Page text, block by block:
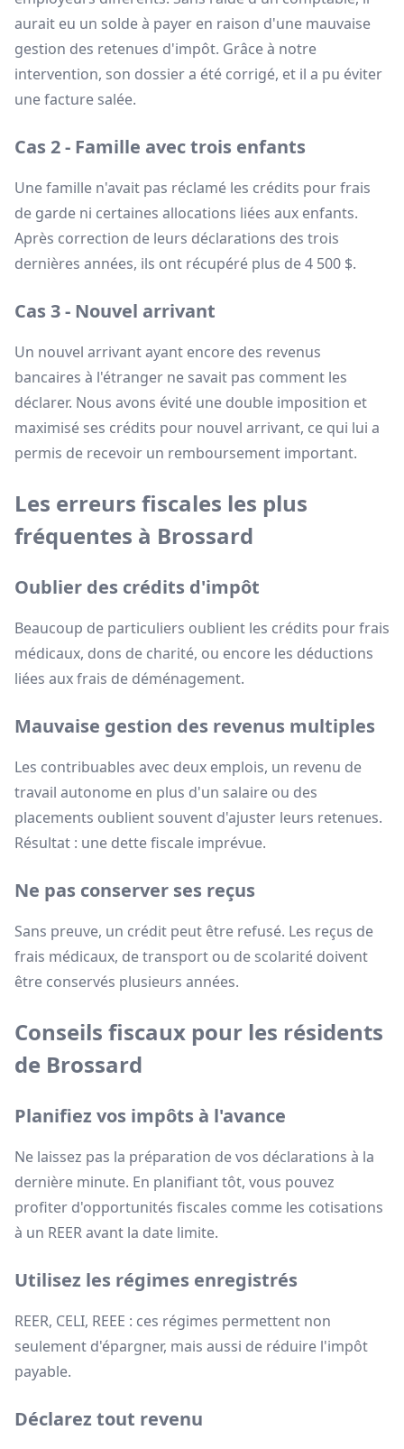
aurait eu un solde à payer en raison d'une mauvaise
gestion des retenues d'impôt. Grâce à notre
intervention, son dossier a été corrigé, et il a pu éviter
une facture salée.
Cas 2 - Famille avec trois enfants
Une famille n'avait pas réclamé les crédits pour frais
de garde ni certaines allocations liées aux enfants.
Après correction de leurs déclarations des trois
dernières années, ils ont récupéré plus de 4 500 $.
Cas 3 - Nouvel arrivant
Un nouvel arrivant ayant encore des revenus
bancaires à l'étranger ne savait pas comment les
déclarer. Nous avons évité une double imposition et
maximisé ses crédits pour nouvel arrivant, ce qui lui a
permis de recevoir un remboursement important.
Les erreurs fiscales les plus
fréquentes à Brossard
Oublier des crédits d'impôt
Beaucoup de particuliers oublient les crédits pour frais
médicaux, dons de charité, ou encore les déductions
liées aux frais de déménagement.
Mauvaise gestion des revenus multiples
Les contribuables avec deux emplois, un revenu de
travail autonome en plus d'un salaire ou des
placements oublient souvent d'ajuster leurs retenues.
Résultat : une dette fiscale imprévue.
Ne pas conserver ses reçus
Sans preuve, un crédit peut être refusé. Les reçus de
frais médicaux, de transport ou de scolarité doivent
être conservés plusieurs années.
Conseils fiscaux pour les résidents
de Brossard
Planifiez vos impôts à l'avance
Ne laissez pas la préparation de vos déclarations à la
dernière minute. En planifiant tôt, vous pouvez
profiter d'opportunités fiscales comme les cotisations
à un REER avant la date limite.
Utilisez les régimes enregistrés
REER, CELI, REEE : ces régimes permettent non
seulement d'épargner, mais aussi de réduire l'impôt
payable.
Déclarez tout revenu